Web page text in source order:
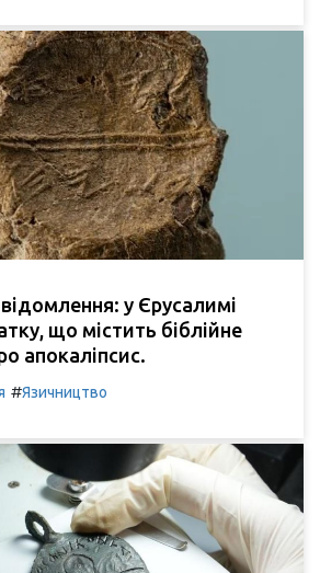
у Єрусалимі
що містить біблійне
апокаліпсис.
#Язичництво